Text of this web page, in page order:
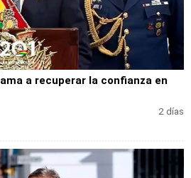
a recuperar la confianza en
2 días